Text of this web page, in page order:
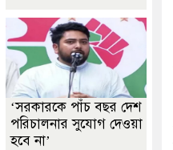
‘সরকারকে পাঁচ বছর দেশ
পরিচালনার সুযোগ দেওয়া
হবে না’